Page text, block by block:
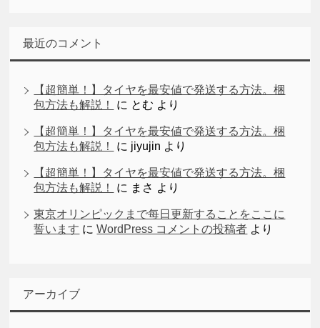
最近のコメント
【超簡単！】タイヤを最安値で発送する方法。梱
包方法も解説！
に とむ より
【超簡単！】タイヤを最安値で発送する方法。梱
包方法も解説！
に jiyujin より
【超簡単！】タイヤを最安値で発送する方法。梱
包方法も解説！
に まさ より
東京オリンピックまで每日更新することをここに
誓います にWordPress コメントの投稿者 より
アーカイブ